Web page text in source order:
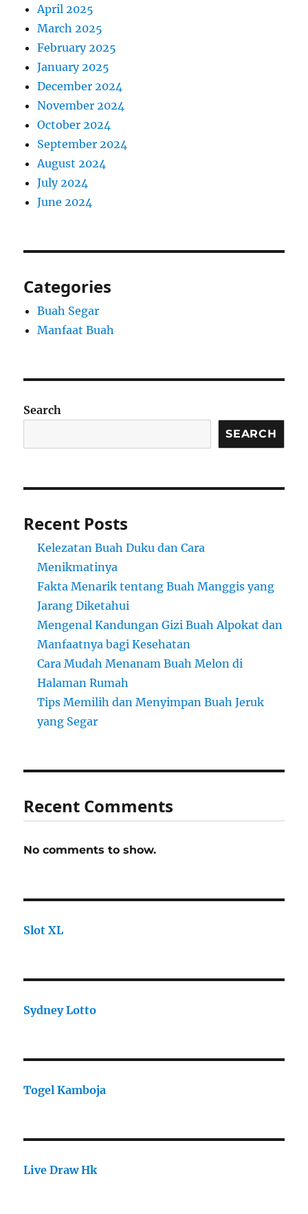
April 2025
March 2025
February 2025
January 2025
December 2024
November 2024
October 2024
September 2024
August 2024
July 2024
June 2024
Categories
Buah Segar
Manfaat Buah
Search
SEARCH
Recent Posts
Kelezatan Buah Duku dan Cara
Menikmatinya
Fakta Menarik tentang Buah Manggis yang
Jarang Diketahui
Mengenal Kandungan Gizi Buah Alpokat dan
Manfaatnya bagi Kesehatan
Cara Mudah Menanam Buah Melon di
Halaman Rumah
Tips Memilih dan Menyimpan Buah Jeruk
yang Segar
Recent Comments
No comments to show.
Slot XL
Sydney Lotto
Togel Kamboja
Live Draw Hk